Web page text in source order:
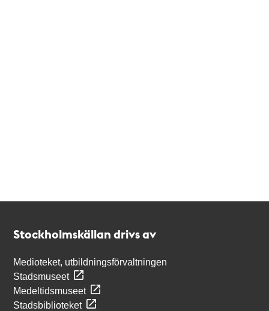
Stockholmskällan drivs av
Medioteket, utbildningsförvaltningen
Stadsmuseet
Medeltidsmuseet
Stadsbiblioteket